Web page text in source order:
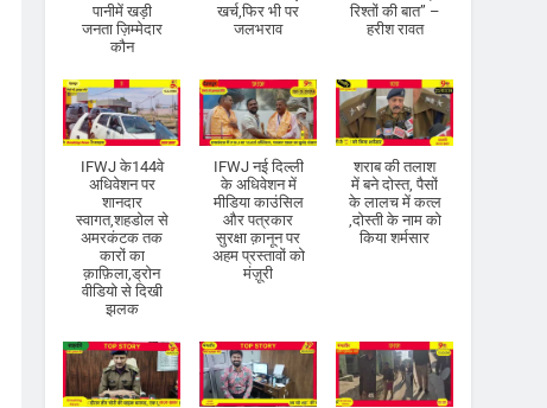
पानीमें खड़ी
जनता ज़िम्मेदार
कौन
खर्च,फिर भी पर
जलभराव
रिश्तों की बात” –
हरीश रावत
IFWJ के144वे
अधिवेशन पर
शानदार
स्वागत,शहडोल से
अमरकंटक तक
कारों का
क़ाफ़िला,ड्रोन
वीडियो से दिखी
झलक
IFWJ नई दिल्ली
के अधिवेशन में
मीडिया काउंसिल
और पत्रकार
सुरक्षा क़ानून पर
अहम प्रस्तावों को
मंज़ूरी
शराब की तलाश
में बने दोस्त, पैसों
के लालच में कत्ल
,दोस्ती के नाम को
किया शर्मसार